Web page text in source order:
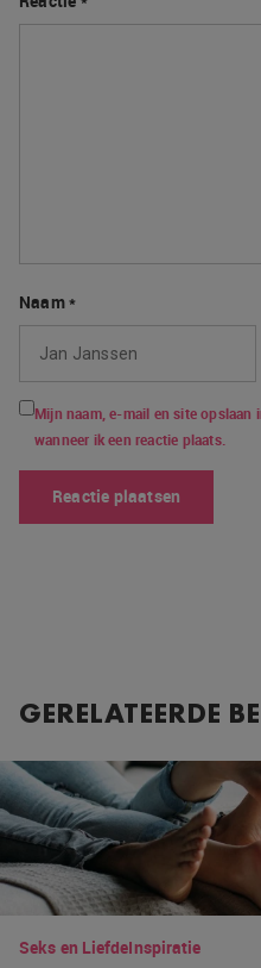
Naam*
Mijn naam, e-mail en site opslaan
wanneer ik een reactie plaats.
GERELATEERDE
Seks en LiefdeInspiratie